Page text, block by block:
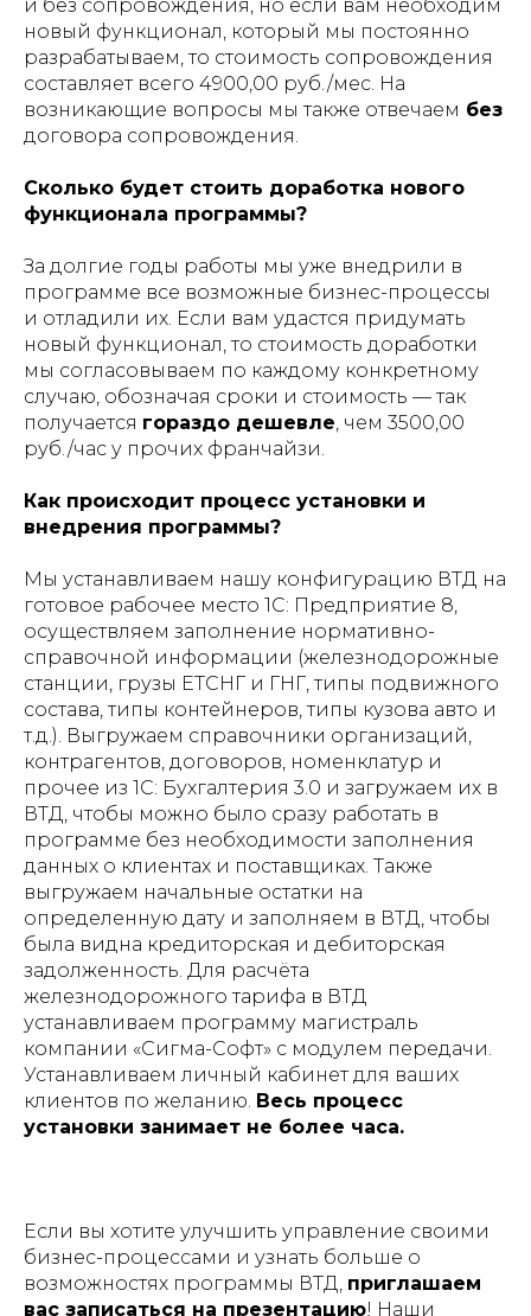
и без сопровождения, но если вам необходим
новый функционал, который мы постоянно
разрабатываем, то стоимость сопровождения
составляет всего 4900,00 руб./мес. На
возникающие вопросы мы также отвечаем без
договора сопровождения.
Сколько будет стоить доработка нового
функционала программы?
За долгие годы работы мы уже внедрили в
программе все возможные бизнес-процессы
и отладили их. Если вам удастся придумать
новый функционал, то стоимость доработки
мы согласовываем по каждому конкретному
случаю, обозначая сроки и стоимость — так
получается гораздо дешевле, чем 3500,00
руб./час у прочих франчайзи.
Как происходит процесс установки и
внедрения программы?
Мы устанавливаем нашу конфигурацию ВТД на
готовое рабочее место 1С: Предприятие 8,
осуществляем заполнение нормативно-
справочной информации (железнодорожные
станции, грузы ЕТСНГ и ГНГ, типы подвижного
состава, типы контейнеров, типы кузова авто и
т.д.). Выгружаем справочники организаций,
контрагентов, договоров, номенклатур и
прочее из 1С: Бухгалтерия 3.0 и загружаем их в
ВТД, чтобы можно было сразу работать в
программе без необходимости заполнения
данных о клиентах и поставщиках. Также
выгружаем начальные остатки на
определенную дату и заполняем в ВТД, чтобы
была видна кредиторская и дебиторская
задолженность. Для расчёта
железнодорожного тарифа в ВТД
устанавливаем программу магистраль
компании «Сигма-Софт» с модулем передачи.
Устанавливаем личный кабинет для ваших
клиентов по желанию. Весь процесс
установки занимает не более часа.
Если вы хотите улучшить управление своими
бизнес-процессами и узнать больше о
возможностях программы ВТД, приглашаем
вас записаться на презентацию! Наши